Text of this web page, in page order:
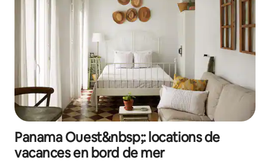
Panama Ouest&nbsp;: locations de
vacances en bord de mer